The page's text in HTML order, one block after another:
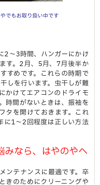
でもお取り扱い中です
2〜3時間、ハンガーにかけ
す。2月、5月、7月後半か
すめです。これらの時期で
しを行います。虫干しが難
かけてエアコンのドライモ
時間がないときは、振袖を
タを開けておきます。これ
に1〜2回程度は正しい方法
みなら、はやのやへ
ンテナンスに最適です。卒
きのためにクリーニングや